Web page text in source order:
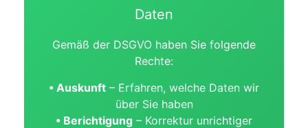
Daten
Gemäß der DSGVO haben Sie folgende
Rechte:
• Auskunft – Erfahren, welche Daten wir
über Sie haben
• Berichtigung – Korrektur unrichtiger